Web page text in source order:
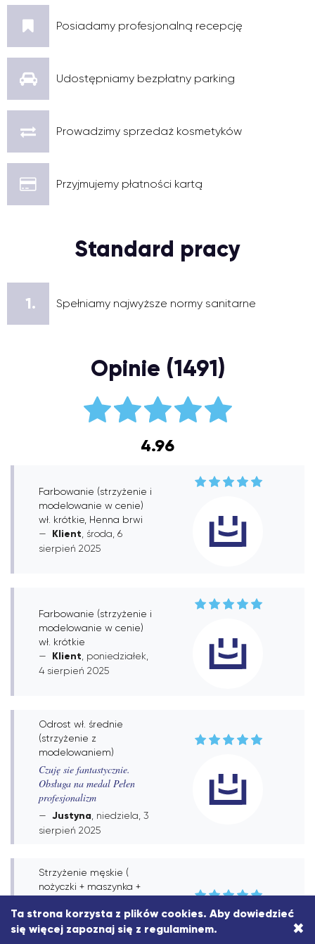
Posiadamy profesjonalną recepcję
Udostępniamy bezpłatny parking
Prowadzimy sprzedaż kosmetyków
Przyjmujemy płatności kartą
Standard pracy
1. Spełniamy najwyższe normy sanitarne
Opinie (1491)
4.96
Farbowanie (strzyżenie i
modelowanie w cenie)
wł. krótkie, Henna brwi
Klient , środa, 6
sierpień 2025
Farbowanie (strzyżenie i
modelowanie w cenie)
wł. krótkie
Klient , poniedziałek,
4 sierpień 2025
Odrost wł. średnie
(strzyżenie z
modelowaniem)
Czuję sie fantastycznie.
Obsługa na medal Pełen
profesjonalizm
Justyna , niedziela, 3
sierpień 2025
Strzyżenie męskie (
nożyczki + maszynka +
męskie ( nożyczki +
maszynka + stylizacja
Ta strona korzysta z plików cookies. Aby dowiedzieć
się więcej zapoznaj się z regulaminem. ×